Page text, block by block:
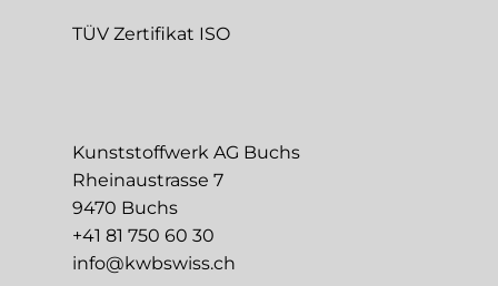
TÜV Zertifikat ISO
Kunststoffwerk AG Buchs
Rheinaustrasse 7
9470 Buchs
+41 81 750 60 30
info@kwbswiss.ch